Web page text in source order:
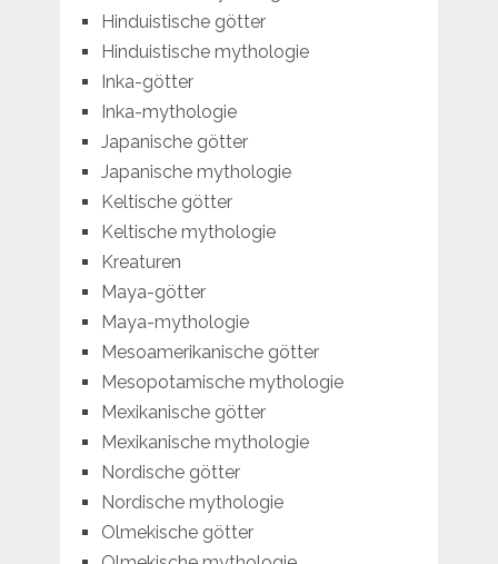
Hinduistische götter
Hinduistische mythologie
Inka-götter
Inka-mythologie
Japanische götter
Japanische mythologie
Keltische götter
Keltische mythologie
Kreaturen
Maya-götter
Maya-mythologie
Mesoamerikanische götter
Mesopotamische mythologie
Mexikanische götter
Mexikanische mythologie
Nordische götter
Nordische mythologie
Olmekische götter